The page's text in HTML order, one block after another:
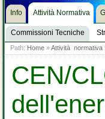
Info Attività Normativa
Commissioni Tecniche
Path: Home »Attività normativa
CEN/